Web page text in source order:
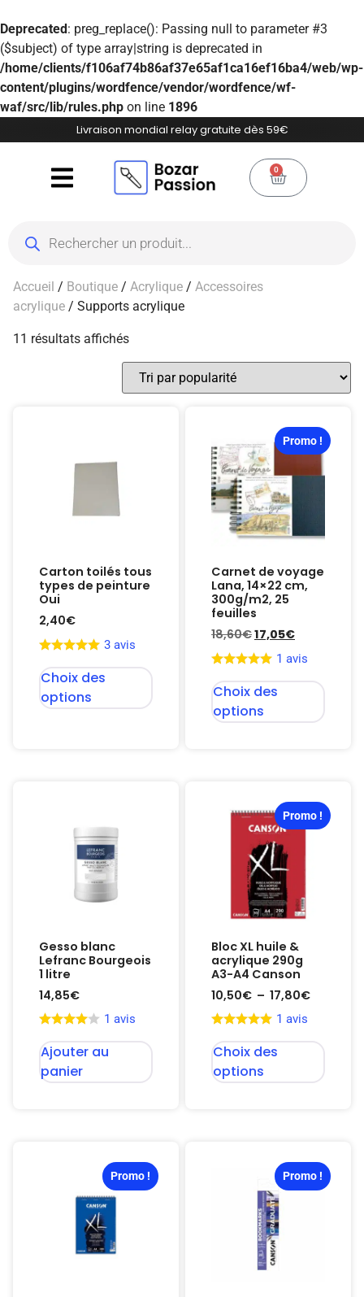
Deprecated: preg_replace(): Passing null to parameter #3
($subject) of type array|string is deprecated in
/home/clients/f106af74b86af37e65af1ca16ef16ba4/web/wp-
content/plugins/wordfence/vendor/wordfence/wf-
waf/src/lib/rules.php on line 1896
Livraison mondial relay gratuite dès 59€
0
Accueil / Boutique / Acrylique / Accessoires
acrylique / Supports acrylique
11 résultats affichés
Carton toilés tous
types de peinture
Oui
2,40€
3 avis
Choix des
options
Promo !
Carnet de voyage
Lana, 14×22 cm,
300g/m2, 25
feuilles
18,60€17,05€
1 avis
Choix des
options
Gesso blanc
Lefranc Bourgeois
1 litre
14,85€
1 avis
Ajouter au
panier
Promo !
Bloc XL huile &
acrylique 290g
A3-A4 Canson
10,50€ – 17,80€
1 avis
Choix des
options
Promo ! Promo !